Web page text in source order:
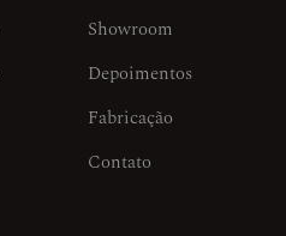
Showroom
Depoimentos
Fabricação
Contato